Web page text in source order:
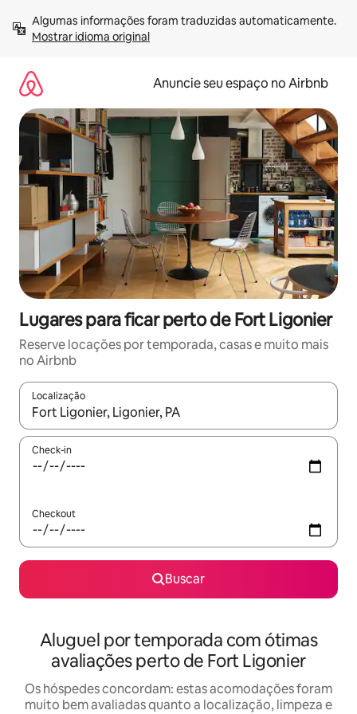
para
Mostrar idioma original
Anuncie seu espaço no Airbnb
Lugares para ficar perto de Fort Ligonier
Reserve locações por temporada, casas e muito mais
no Airbnb
Localização
Quando os resultados estiverem disponíveis, explore-os
Check-in
Checkout
Buscar
Aluguel por temporada com ótimas
avaliações perto de Fort Ligonier
Os hóspedes concordam: estas acomodações foram
muito bem avaliadas quanto a localização, limpeza e